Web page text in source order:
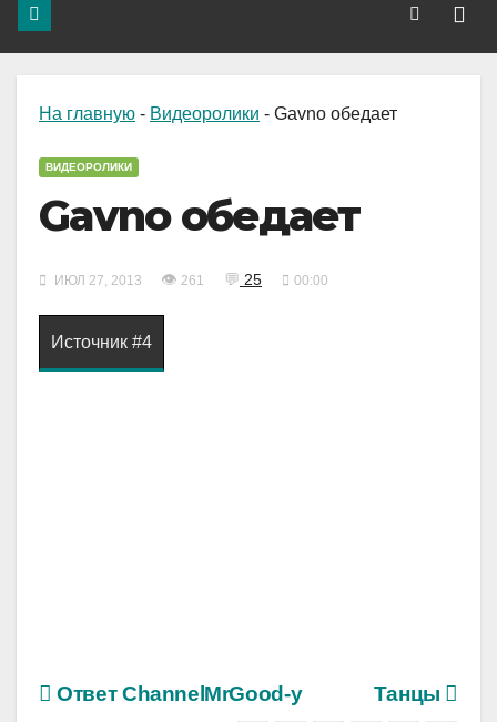
На главную - Видеоролики - Gavno обедает
ВИДЕОРОЛИКИ
Gavno обедает
ИЮЛ 27, 2013 👁 261 💬 25 00:00
Источник #4
Танцы
Ответ ChannelMrGood-у